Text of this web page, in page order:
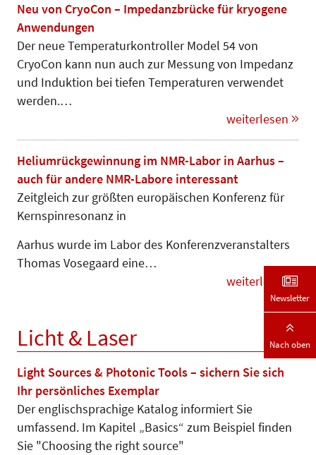
Neu von CryoCon – Impedanzbrücke für kryogene
Anwendungen
Der neue Temperaturkontroller Mo­del 54 von
CryoCon kann nun auch zur Messung von Impedanz
und Induktion bei tiefen Temperaturen ver­wendet
werden.…
weiterlesen
Heliumrückgewinnung im NMR-Labor in Aarhus –
auch für andere NMR-Labore interessant
Zeitgleich zur größten europäischen Konferenz für
Kernspinresonanz in
Aarhus wurde im Labor des Kon­fe­­renz­­veranstalters
Thomas Vose­gaard eine…
weiterlesen
Licht & Laser
Light Sources & Photonic Tools – sichern Sie sich
Ihr persönliches Exemplar
Der englischsprachige Katalog informiert Sie
umfassend. Im Kapitel „Basics“ zum Beispiel finden
Sie "Choosing the right source"
Newsletter
Nach oben